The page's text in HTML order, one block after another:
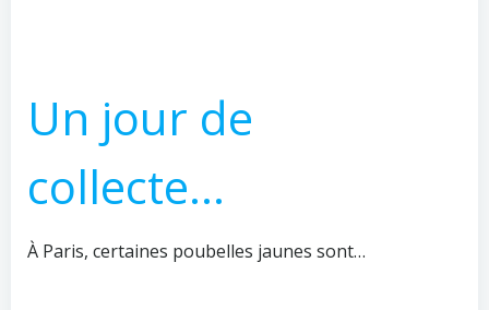
Un jour de
collecte…
À Paris, certaines poubelles jaunes sont…